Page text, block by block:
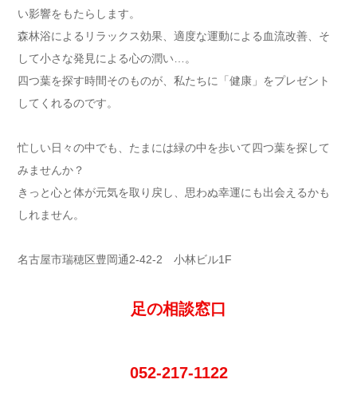
い影響をもたらします。
森林浴によるリラックス効果、適度な運動による血流改善、そ
して小さな発見による心の潤い…。
四つ葉を探す時間そのものが、私たちに「健康」をプレゼント
してくれるのです。
忙しい日々の中でも、たまには緑の中を歩いて四つ葉を探して
みませんか？
きっと心と体が元気を取り戻し、思わぬ幸運にも出会えるかも
しれません。
名古屋市瑞穂区豊岡通2-42-2 小林ビル1F
足の相談窓口
052-217-1122